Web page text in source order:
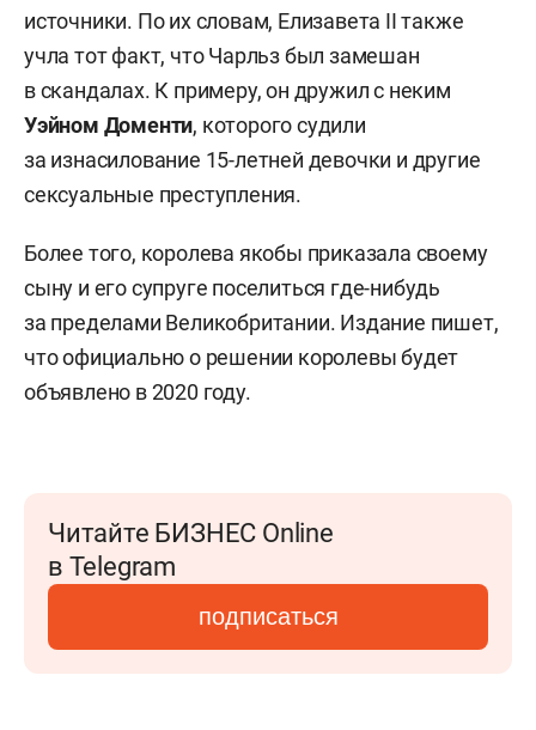
источники. По их словам, Елизавета II также
учла тот факт, что Чарльз был замешан
в скандалах. К примеру, он дружил с неким
Уэйном Доменти, которого судили
за изнасилование 15-летней девочки и другие
сексуальные преступления.
Более того, королева якобы приказала своему
сыну и его супруге поселиться где-нибудь
за пределами Великобритании. Издание пишет,
что официально о решении королевы будет
объявлено в 2020 году.
Читайте БИЗНЕС Online
в Telegram
подписаться